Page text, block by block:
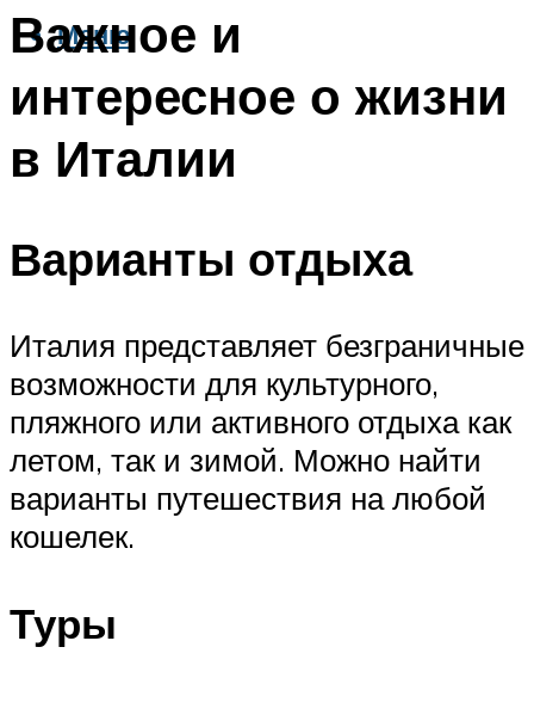
Меню
Важное и
интересное о жизни
в Италии
Варианты отдыха
Италия представляет безграничные
возможности для культурного,
пляжного или активного отдыха как
летом, так и зимой. Можно найти
варианты путешествия на любой
кошелек.
Туры